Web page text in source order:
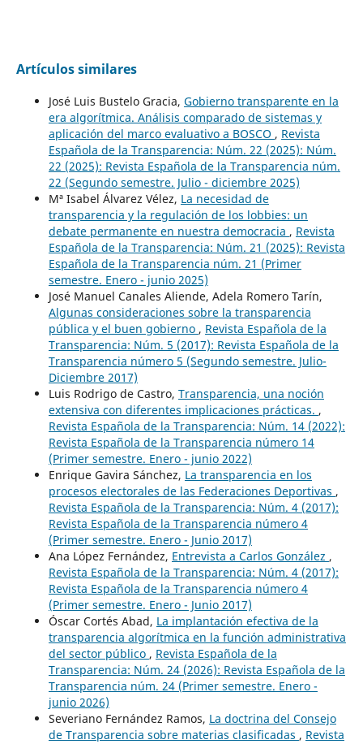
Artículos similares
José Luis Bustelo Gracia, Gobierno transparente en la
era algorítmica. Análisis comparado de sistemas y
aplicación del marco evaluativo a BOSCO , Revista
Española de la Transparencia: Núm. 22 (2025): Núm.
22 (2025): Revista Española de la Transparencia núm.
22 (Segundo semestre. Julio - diciembre 2025)
Mª Isabel Álvarez Vélez, La necesidad de
transparencia y la regulación de los lobbies: un
debate permanente en nuestra democracia , Revista
Española de la Transparencia: Núm. 21 (2025): Revista
Española de la Transparencia núm. 21 (Primer
semestre. Enero - junio 2025)
José Manuel Canales Aliende, Adela Romero Tarín,
Algunas consideraciones sobre la transparencia
pública y el buen gobierno , Revista Española de la
Transparencia: Núm. 5 (2017): Revista Española de la
Transparencia número 5 (Segundo semestre. Julio-
Diciembre 2017)
Luis Rodrigo de Castro, Transparencia, una noción
extensiva con diferentes implicaciones prácticas. ,
Revista Española de la Transparencia: Núm. 14 (2022):
Revista Española de la Transparencia número 14
(Primer semestre. Enero - junio 2022)
Enrique Gavira Sánchez, La transparencia en los
procesos electorales de las Federaciones Deportivas ,
Revista Española de la Transparencia: Núm. 4 (2017):
Revista Española de la Transparencia número 4
(Primer semestre. Enero - Junio 2017)
Ana López Fernández, Entrevista a Carlos González ,
Revista Española de la Transparencia: Núm. 4 (2017):
Revista Española de la Transparencia número 4
(Primer semestre. Enero - Junio 2017)
Óscar Cortés Abad, La implantación efectiva de la
transparencia algorítmica en la función administrativa
del sector público , Revista Española de la
Transparencia: Núm. 24 (2026): Revista Española de la
Transparencia núm. 24 (Primer semestre. Enero -
junio 2026)
Severiano Fernández Ramos, La doctrina del Consejo
de Transparencia sobre materias clasificadas , Revista